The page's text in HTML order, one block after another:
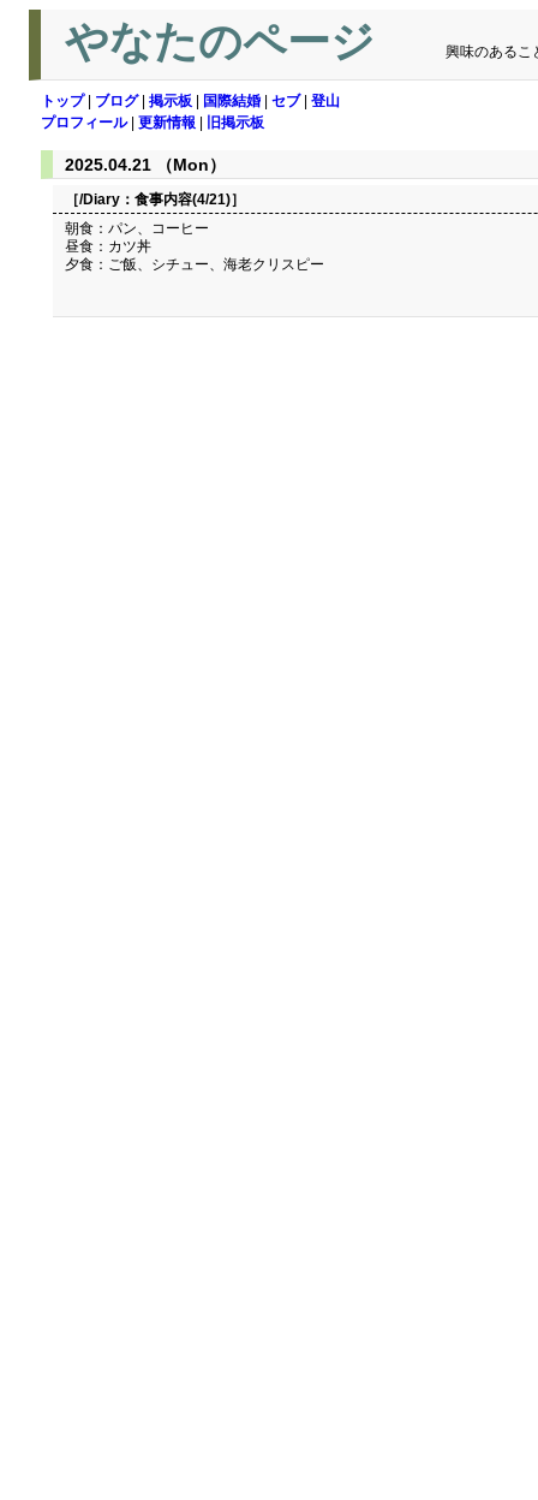
やなたのページ 興味のあるこ
トップ| ブログ| 掲示板 国際結婚 セブ| 登山
プロフィール| 更新情報 旧掲示板
2025.04.21 （Mon）
［/Diary： 食事内容(4/21)］
朝食：パン、コーヒー
昼食：カツ丼
夕食：ご飯、シチュー、海老クリスピー